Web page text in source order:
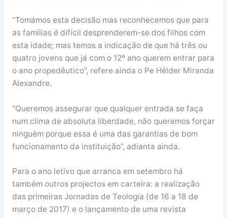
“Tomámos esta decisão mas reconhecemos que para
as famílias é difícil desprenderem-se dos filhos com
esta idade; mas temos a indicação de que há três ou
quatro jovens que já com o 12º ano querem entrar para
o ano propedêutico”, refere ainda o Pe Hélder Miranda
Alexandre.
“Queremos assegurar que qualquer entrada se faça
num clima de absoluta liberdade, não queremos forçar
ninguém porque essa é uma das garantias de bom
funcionamento da instituição”, adianta ainda.
Para o ano letivo que arranca em setembro há
também outros projectos em carteira: a realização
das primeiras Jornadas de Teologia (de 16 a 18 de
março de 2017) e o lançamento de uma revista